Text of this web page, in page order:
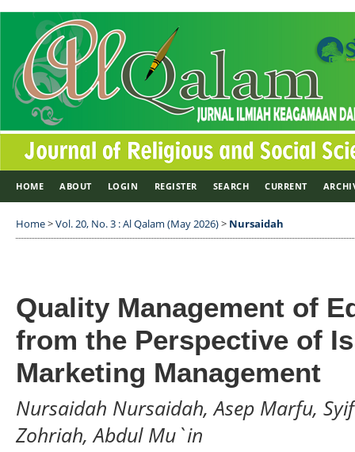
HOME ABOUT LOGIN REGISTER SEARCH CURRENT
Home>Vol. 20, No. 3 : Al Qalam (May 2026)> Nursaidah
Quality Management of
from the Perspective of
Marketing Management
Nursaidah Nursaidah, Asep Marfu,
Zohriah, Abdul Mu`in